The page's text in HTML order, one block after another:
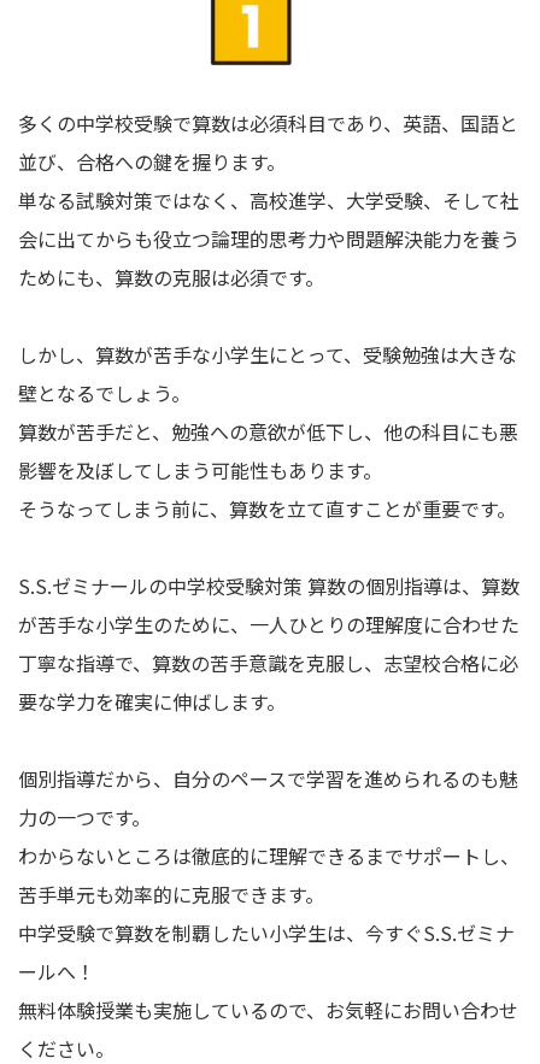
多くの中学校受験で算数は必須科目であり、英語、国語と
並び、合格への鍵を握ります。
単なる試験対策ではなく、高校進学、大学受験、そして社
会に出てからも役立つ論理的思考力や問題解決能力を養う
ためにも、算数の克服は必須です。
しかし、算数が苦手な小学生にとって、受験勉強は大きな
壁となるでしょう。
算数が苦手だと、勉強への意欲が低下し、他の科目にも悪
影響を及ぼしてしまう可能性もあります。
そうなってしまう前に、算数を立て直すことが重要です。
S.S.ゼミナールの中学校受験対策 算数の個別指導は、算数
が苦手な小学生のために、一人ひとりの理解度に合わせた
丁寧な指導で、算数の苦手意識を克服し、志望校合格に必
要な学力を確実に伸ばします。
個別指導だから、自分のペースで学習を進められるのも魅
力の一つです。
わからないところは徹底的に理解できるまでサポートし、
苦手単元も効率的に克服できます。
中学受験で算数を制覇したい小学生は、今すぐS.S.ゼミナ
ールへ！
無料体験授業も実施しているので、お気軽にお問い合わせ
ください。